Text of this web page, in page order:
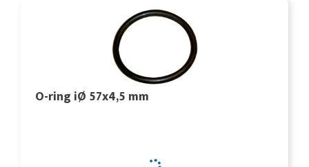
O-ring iØ 57x4,5 mm